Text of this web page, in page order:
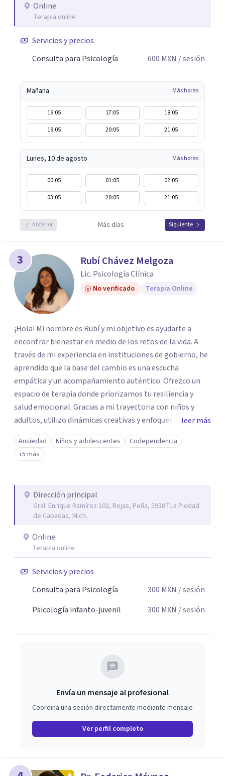
Online
Terapia online
Servicios y precios
Consulta para Psicología
600 MXN / sesión
Mañana Más horas
16:05 17:05
18:05
19:05
20:05 21:05
Lunes, 10 de agosto Más horas
00:05 01:05
02:05
03:05
20:05 21:05
Anterior Más días Siguiente
3 Rubí Chávez Melgoza
Lic. Psicología Clínica
No verificado Terapia Online
¡Hola! Mi nombre es Rubí y mi objetivo es ayudarte a
encontrar bienestar en medio de los retos de la vida. A
través de mi experiencia en instituciones de gobierno, he
aprendido que la base del cambio es una escucha
empática y un acompañamiento auténtico. ​Ofrezco un
espacio de terapia donde priorizamos tu resiliencia y
salud emocional. Gracias a mi trayectoria con niños y
adultos, utilizo dinámicas creativas y enfoques adaptados
a tus necesidades específicas. Estoy aquí para escucharte
y brindarte las herramientas necesarias para fortalecer
tu paz mental.
leer más
Ansiedad Niños y adolescentes
Codependencia
+5 más
Dirección principal
Gral. Enrique Ramírez 102, Rojas, Peña, 59387 La Piedad
de Cabadas, Mich.
Online
Terapia online
Servicios y precios
Consulta para Psicología
300 MXN / sesión
Psicología infanto-juvenil
300 MXN / sesión
Envía un mensaje al profesional
Coordina una sesión directamente mediante mensaje
Ver perfil completo